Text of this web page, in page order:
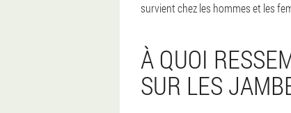
survient chez les hommes et les
À QUOI
SUR LES